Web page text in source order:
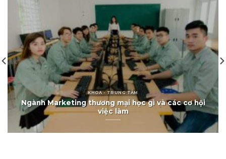
KHOA - TRUNG TÂM KINH TẾ- XÃ HỘI
Tuyển sinh ngành Marketing thương mại